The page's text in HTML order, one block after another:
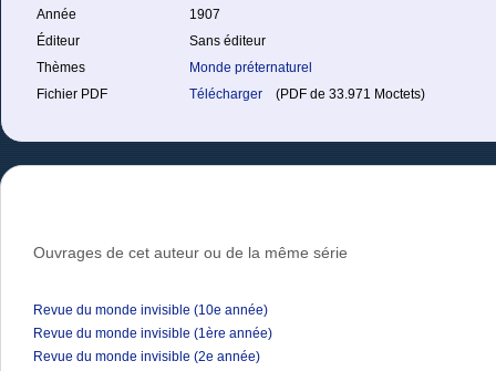
Année
1907
Éditeur
Sans éditeur
Thèmes
Monde préternaturel
Fichier PDF
Télécharger (PDF de 33.971 Moctets)
Ouvrages de cet auteur ou de la même série
Revue du monde invisible (10e année)
Revue du monde invisible (1ère année)
Revue du monde invisible (2e année)